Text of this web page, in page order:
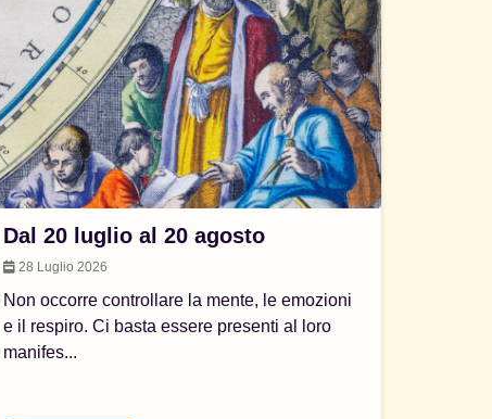
Dal 20 luglio al 20 agosto
28 Luglio 2026
Non occorre controllare la mente, le emozioni
e il respiro. Ci basta essere presenti al loro
manifes...